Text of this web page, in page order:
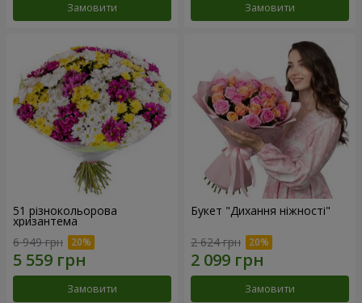
Замовити Замовити
51 різнокольорова
хризантема
6 949 грн
Замовити
Букет "Дихання ніжності"
2 624 грн
Замовити